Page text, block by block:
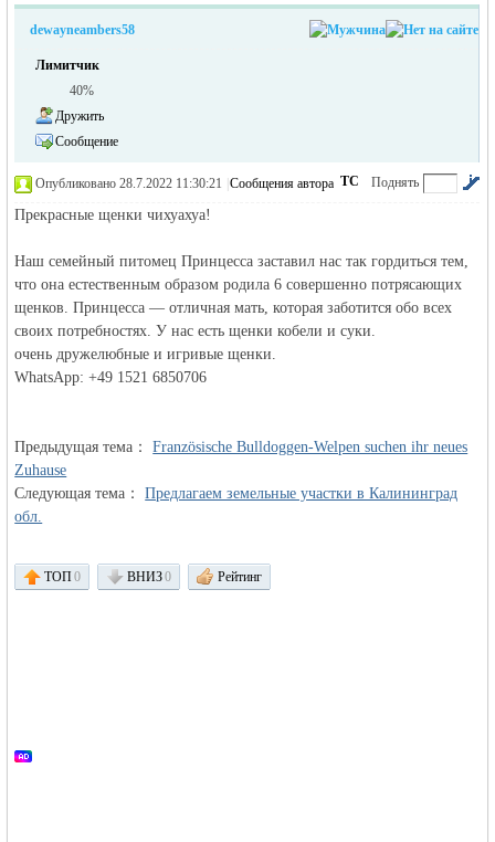
жизнь и
объявления в
Германии -
dewayneambers58
Лимитчик
40%
Дружить
Сообщение
Поднять
ТС
Опубликовано 28.7.2022 11:30:21 Сообщения автора
Прекрасные щенки чихуахуа!
Наш семейный питомец Принцесса заставил нас так гордиться тем,
что она естественным образом родила 6 совершенно потрясающих
щенков. Принцесса — отличная мать, которая заботится обо всех
своих потребностях. У нас есть щенки кобели и суки.
очень дружелюбные и игривые щенки.
WhatsApp: +49 1521 6850706
Предыдущая тема：Französische Bulldoggen-Welpen suchen ihr neues
Zuhause
Следующая тема：Предлагаем земельные участки в Калининград
обл.
ТОП0 ВНИЗ0 Рейтинг